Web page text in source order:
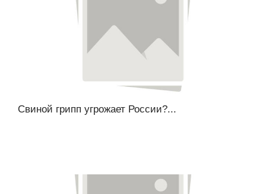
Свиной грипп угрожает России?...